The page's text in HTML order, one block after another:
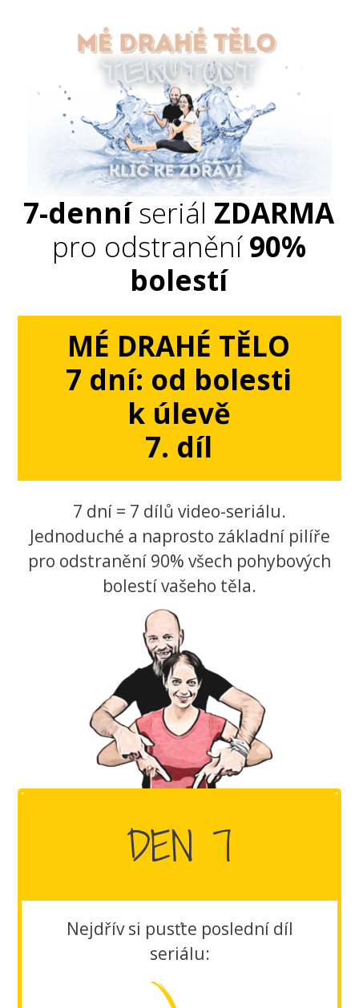
7-denníseriál ZDARMA
pro odstranění90%
bolestí
MÉ DRAHÉ TĚLO
7 dní: od bolesti
k úlevě
7. díl
7 dní = 7 dílů video-seriálu.
Jednoduché a naprosto základní pilíře
pro odstranění 90% všech pohybových
bolestí vašeho těla.
DEN 7
Nejdřív si pusťte poslední díl
seriálu: